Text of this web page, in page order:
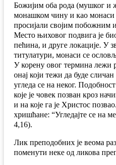
Божијим оба рода (мушког и
монашком чину и као монаси
просијали својим
Место њиховог подвига је
пећина, и друге локације. У
титулатури, монаси се
У корену овог термина лежи
онај који тежи да буде
угледа се на неког.
које је човек позван кроз
и на које га је Христос
хришћане: “Угледајте се на
4,16).
Лик преподобних је веома
поменути неке од ликова